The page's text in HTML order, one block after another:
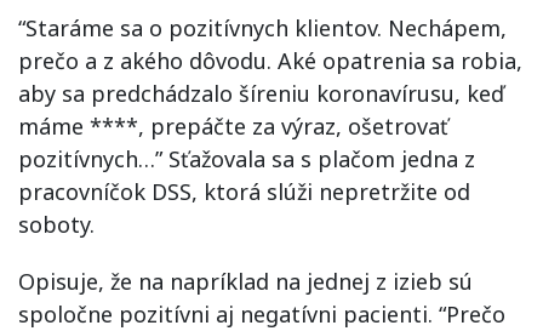
“Staráme sa o pozitívnych klientov. Nechápem,
prečo a z akého dôvodu. Aké opatrenia sa robia,
aby sa predchádzalo šíreniu koronavírusu, keď
máme ****, prepáčte za výraz, ošetrovať
pozitívnych…” Sťažovala sa s plačom jedna z
pracovníčok DSS, ktorá slúži nepretržite od
soboty.
Opisuje, že na napríklad na jednej z izieb sú
spoločne pozitívni aj negatívni pacienti. “Prečo